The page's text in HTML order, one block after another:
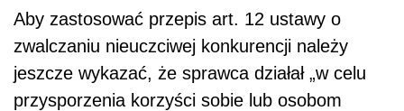
Aby zastosować przepis art. 12 ustawy o
zwalczaniu nieuczciwej konkurencji należy
jeszcze wykazać, że sprawca działał „w celu
przysporzenia korzyści sobie lub osobom